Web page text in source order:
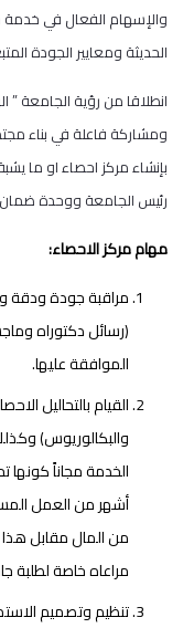
والإسهام الفعال في خدمة
الحديثة ومعايير الجودة
انطلاقا من رؤية الجامعة ”
ومشاركة فاعلة في بناء
بإنشاء مركز احصاء او ما
رئيس الجامعة ووحدة
مهام مركز الاحصاء:
مراقبة جودة ودقة
(رسائل دكتوراه
الموافقة عليها.
القيام بالتحاليل
والبكالوريوس)
الخدمة مجاناً كونها
أشهر من العمل
من المال مقابل
مراعاه خاصة لطلبة
تنظيم وتصميم